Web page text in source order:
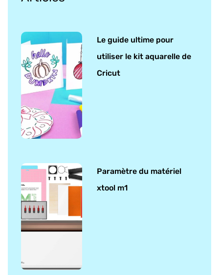
Le guide ultime pour
utiliser le kit aquarelle de
Cricut
Paramètre du matériel
xtool m1